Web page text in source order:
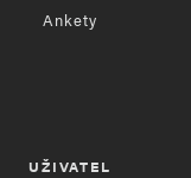
Ankety
UŽIVATEL